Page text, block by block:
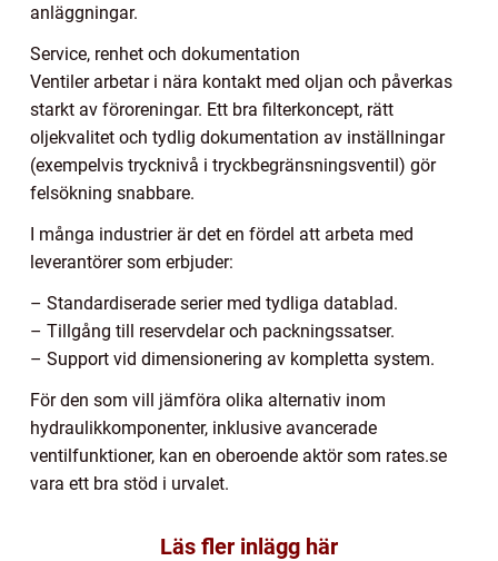
anläggningar.
Service, renhet och dokumentation
Ventiler arbetar i nära kontakt med oljan och påverkas
starkt av föroreningar. Ett bra filterkoncept, rätt
oljekvalitet och tydlig dokumentation av inställningar
(exempelvis trycknivå i tryckbegränsningsventil) gör
felsökning snabbare.
I många industrier är det en fördel att arbeta med
leverantörer som erbjuder:
– Standardiserade serier med tydliga datablad.
– Tillgång till reservdelar och packningssatser.
– Support vid dimensionering av kompletta system.
För den som vill jämföra olika alternativ inom
hydraulikkomponenter, inklusive avancerade
ventilfunktioner, kan en oberoende aktör som rates.se
vara ett bra stöd i urvalet.
Läs fler inlägg här